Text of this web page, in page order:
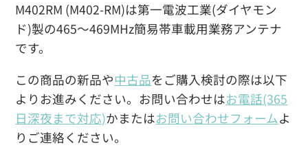
M402RM (M402-RM)は第一電波工業(ダイヤモン
ド)製の465〜469MHz簡易帯車載用業務アンテナ
です。
この商品の新品や中古品をご購入検討の際は以下
よりお進みください。お問い合わせはお電話(365
日深夜まで対応)かまたはお問い合わせフォームよ
りご連絡ください。